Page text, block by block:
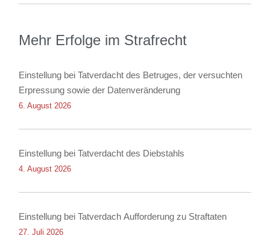
Mehr Erfolge im Strafrecht
Einstellung bei Tatverdacht des Betruges, der versuchten
Erpressung sowie der Datenveränderung
6. August 2026
Einstellung bei Tatverdacht des Diebstahls
4. August 2026
Einstellung bei Tatverdach Aufforderung zu Straftaten
27. Juli 2026